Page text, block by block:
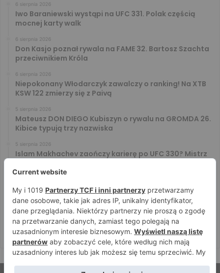
6 sierpnia 2026
Iwo Baraniewski wystąpi na UFC 331. Polak częścią
mocnej karty walk
6 sierpnia 2026
Don Kasjo poznał rywala na FAME 32. Bartosz Szachta
przeciwnikiem Króla
6 sierpnia 2026
Niepokonany Włodarczyk zawalczy o ranking! Na XTB
KSW 122 zmierzy się z Paivą
5 sierpnia 2026
Mateusz DON DIEGO Kubiszyn o rywalu na GROMDA 26.
Kibice typują trzy nazwiska
5 sierpnia 2026
Islam Makhachev zaończy karierę po UFC 330? Mistrz
Tańcula nie gryzł się w język. Wymowna sugestia o
zachowaniu Jacka Murańskiego [VIDEO]
4 sierpnia 2026
Ostre spojrzenia Jóźwiaka i Ryty. Zobacz face to face
przed PRIME 18